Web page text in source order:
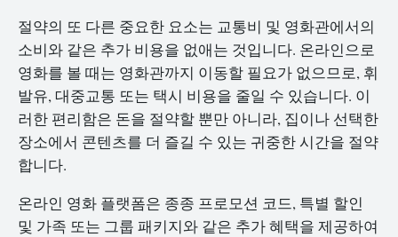
절약의 또 다른 중요한 요소는 교통비 및 영화관에서의
소비와 같은 추가 비용을 없애는 것입니다. 온라인으로
영화를 볼 때는 영화관까지 이동할 필요가 없으므로, 휘
발유, 대중교통 또는 택시 비용을 줄일 수 있습니다. 이
러한 편리함은 돈을 절약할 뿐만 아니라, 집이나 선택한
장소에서 콘텐츠를 더 즐길 수 있는 귀중한 시간을 절약
합니다.
온라인 영화 플랫폼은 종종 프로모션 코드, 특별 할인
및 가족 또는 그룹 패키지와 같은 추가 혜택을 제공하여